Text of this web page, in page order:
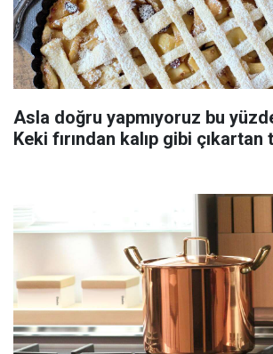
Asla doğru yapmıyoruz bu
Keki fırından kalıp gibi çıkartan